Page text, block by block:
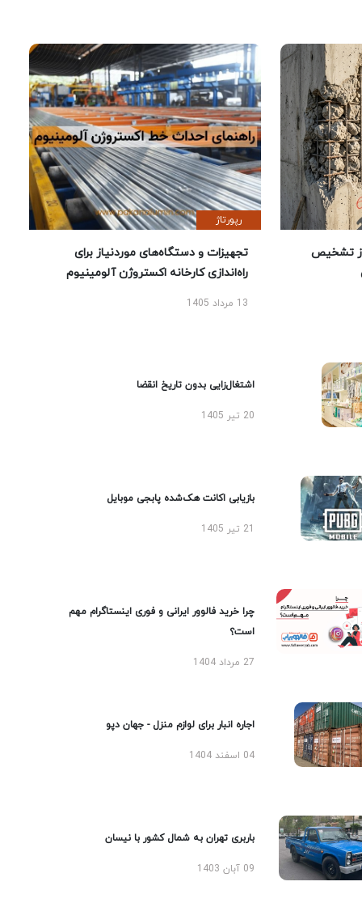
تشخیص
رپورتاژ
تجهیزات و دستگاه‌های موردنیاز برای
راه‌اندازی کارخانه اکستروژن آلومینیوم
13 مرداد 1405
اشتغال‌زایی بدون تاریخ انقضا
20 تیر 1405
بازیابی اکانت هک‌شده پابجی موبایل
چرا خرید فالوور ایرانی و فوری اینستاگرام مهم
است؟
27 مرداد 1404
اجاره انبار برای لوازم منزل - جهان دپو
04 اسفند 1404
باربری تهران به شمال کشور با نیسان
09 آبان 1403